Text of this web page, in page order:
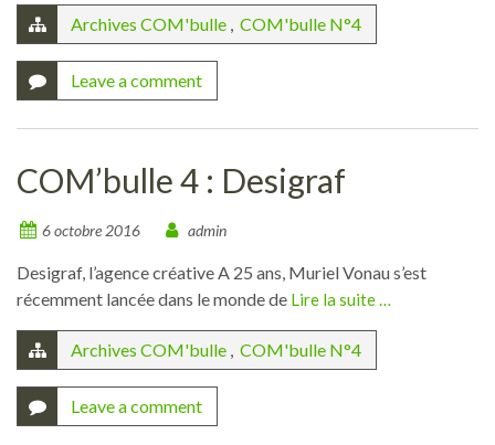
Archives COM'bulle , COM'bulle N°4
Leave a comment
COM’bulle 4 : Desigraf
6 octobre 2016 admin
Desigraf, l’agence créative A 25 ans, Muriel Vonau s’est
récemment lancée dans le monde de Lire la suite …
Archives COM'bulle , COM'bulle N°4
Leave a comment